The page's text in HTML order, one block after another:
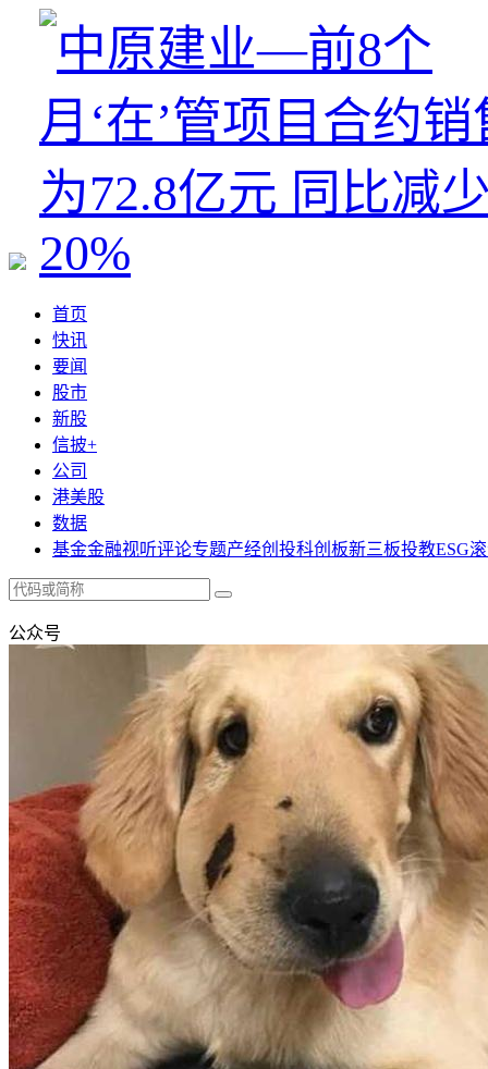
首页
快讯
要闻
股市
新股
信披+
公司
港美股
数据
基金金融视听评论专题产经创投科创板新三板投教ESG
公众号